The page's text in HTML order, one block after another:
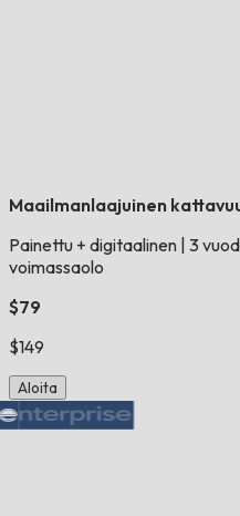
Maailmanlaajuinen
Painettu + digitaalinen 3
voimassaolo
$79
$149
Aloita